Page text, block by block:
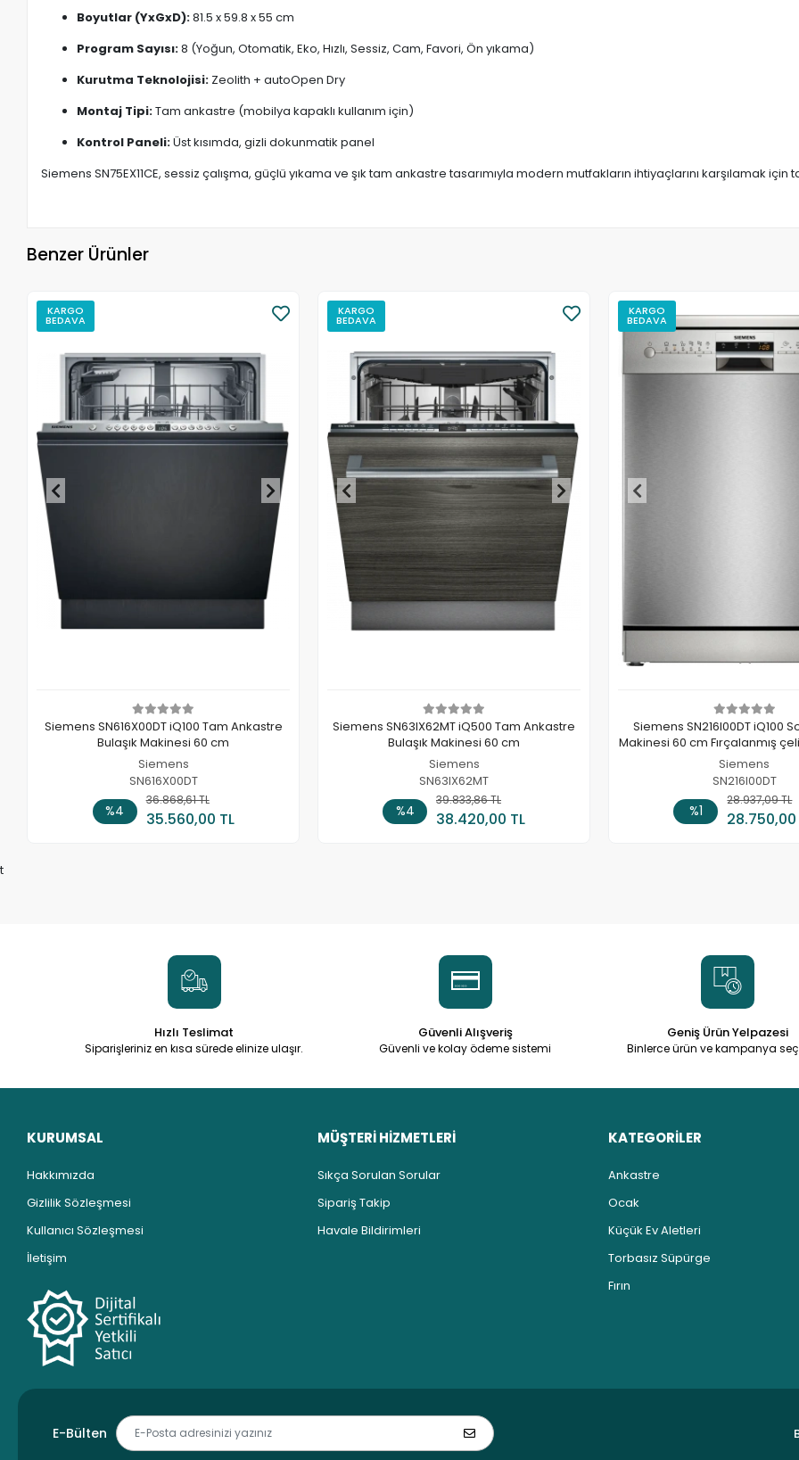
Boyutlar (YxGxD):81.5 x 59.8 x 55 cm
Program Sayısı:8 (Yoğun, Otomatik, Eko, Hızlı, Sessiz, Cam, Favori, Ön yıkama)
Kurutma Teknolojisi: Zeolith + autoOpen Dry
Montaj Tipi:Tam ankastre (mobilya kapaklı kullanım için)
Kontrol Paneli:Üst kısımda, gizli dokunmatik panel
Siemens SN75EX11CE, sessiz çalışma, güçlü yıkama ve şık tam ankastre tasarımıyla modern mutfakların ihtiyaçlarını karşılamak için
Benzer Ürünler
KARGO
BEDAVA
Siemens SN616X00DT iQ100 Tam Ankastre
Bulaşık Makinesi 60 cm
Siemens
SN616X00DT
%4
36.868,61 TL
35.560,00 TL
Sepete Ekle
KARGO
BEDAVA
Siemens SN63IX62MT iQ500 Tam Ankastre
Bulaşık Makinesi 60 cm
Siemens
SN63IX62MT
%4
39.833,86 TL
38.420,00 TL
Sepete Ekle
KARGO
BEDAVA
Siemens SN216I00DT iQ100
Makinesi 60 cm Fırçalanmış
tutmaz
Siemens
SN216I00DT
%1
28.937,09 TL
28.750,00
t
Hızlı Teslimat
Siparişleriniz en kısa sürede elinize ulaşır.
Güvenli Alışveriş
Güvenli ve kolay ödeme sistemi
Geniş Ürün Yelpazesi
Binlerce ürün ve kampanya
KURUMSAL
Hakkımızda
Gizlilik Sözleşmesi
Kullanıcı Sözleşmesi
İletişim
MÜŞTERİ HİZMETLERİ
Sıkça Sorulan Sorular
Sipariş Takip
Havale Bildirimleri
KATEGORİLER
Ankastre
Ocak
Küçük Ev Aletleri
Torbasız Süpürge
Fırın
E-Bülten